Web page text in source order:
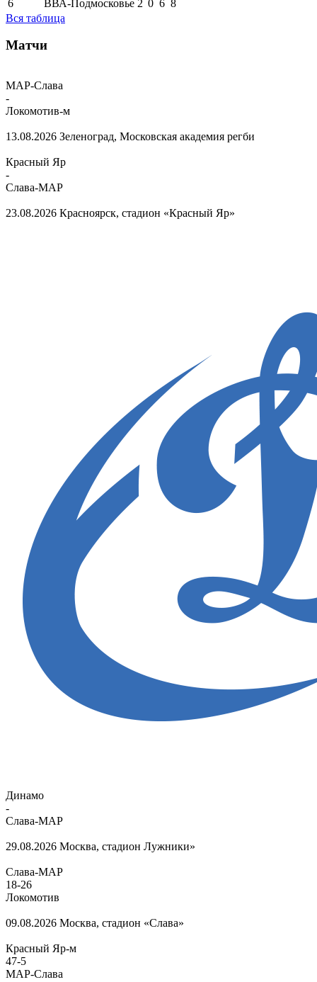
6
ВВА-Подмосковье 2 0 6 8
Вся таблица
Матчи
МАР-Слава
-
Локомотив-м
13.08.2026 Зеленоград, Московская академия регби
Красный Яр
-
Слава-МАР
23.08.2026 Красноярск, стадион «Красный Яр»
Динамо
-
Слава-МАР
29.08.2026 Москва, стадион Лужники»
Слава-МАР
18-26
Локомотив
09.08.2026 Москва, стадион «Слава»
Красный Яр-м
47-5
МАР-Слава